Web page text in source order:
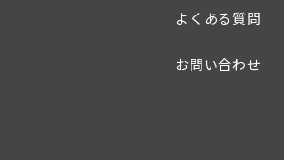
よくある質問
お問い合わせ